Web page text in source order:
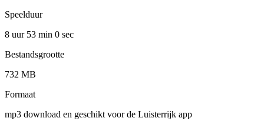
Speelduur
8 uur 53 min 0 sec
Bestandsgrootte
732 MB
Formaat
mp3 download en geschikt voor de Luisterrijk app